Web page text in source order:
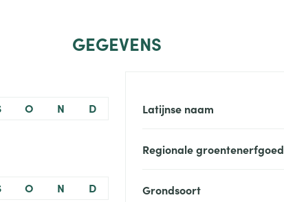
GEGEVENS
O N D
O N D
Latijnse naam
Regionale groentenerfgoed
Grondsoort